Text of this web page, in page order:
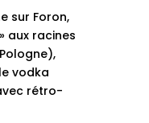
sur Foron,
aux racines
vodka
rétro-